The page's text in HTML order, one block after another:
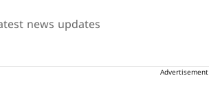
news updates
Advertisement